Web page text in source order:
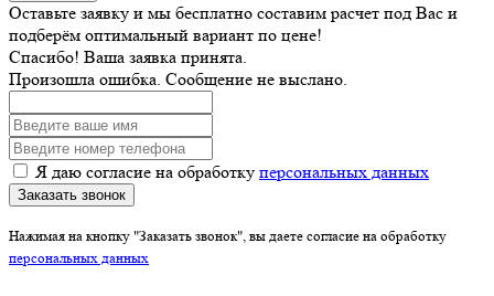
Оставьте заявку и мы бесплатно составим расчет под Вас и
подберём оптимальный вариант по цене!
Спасибо! Ваша заявка принята.
Произошла ошибка. Сообщение не выслано.
Я даю согласие на обработку персональных данных
Заказать звонок
Нажимая на кнопку "Заказать звонок", вы даете согласие на обработку
персональных данных